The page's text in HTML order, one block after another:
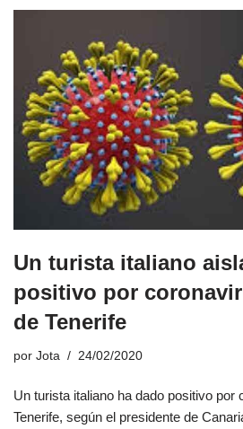
Un turista italiano
positivo por
de Tenerife
por Jota 24/02/2020
Un turista italiano ha dado positivo por
Tenerife, según el presidente de